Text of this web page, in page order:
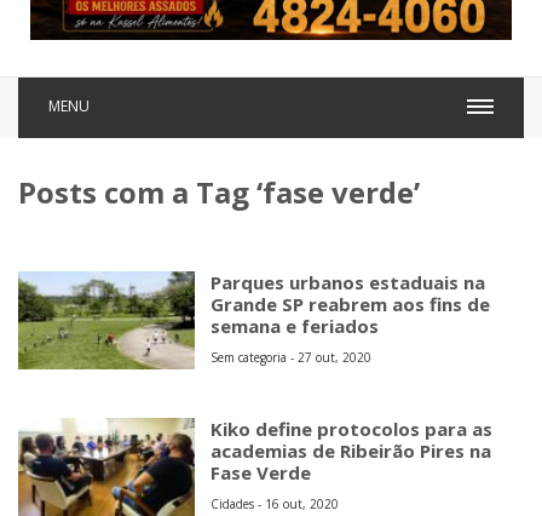
MENU
Posts com a Tag ‘fase verde’
Parques urbanos estaduais na
Grande SP reabrem aos fins de
semana e feriados
Sem categoria - 27 out, 2020
Kiko define protocolos para as
academias de Ribeirão Pires na
Fase Verde
Cidades - 16 out, 2020